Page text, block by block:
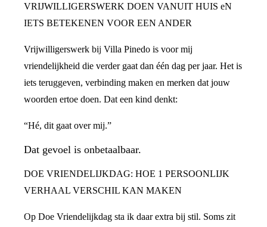
VRIJWILLIGERSWERK DOEN VANUIT HUIS eN
IETS BETEKENEN VOOR EEN ANDER
Vrijwilligerswerk bij Villa Pinedo is voor mij
vriendelijkheid die verder gaat dan één dag per jaar. Het is
iets teruggeven, verbinding maken en merken dat jouw
woorden ertoe doen. Dat een kind denkt:
“Hé, dit gaat over mij.”
Dat gevoel is onbetaalbaar.
DOE VRIENDELIJKDAG: HOE 1 PERSOONLIJK
VERHAAL VERSCHIL KAN MAKEN
Op Doe Vriendelijkdag sta ik daar extra bij stil. Soms zit